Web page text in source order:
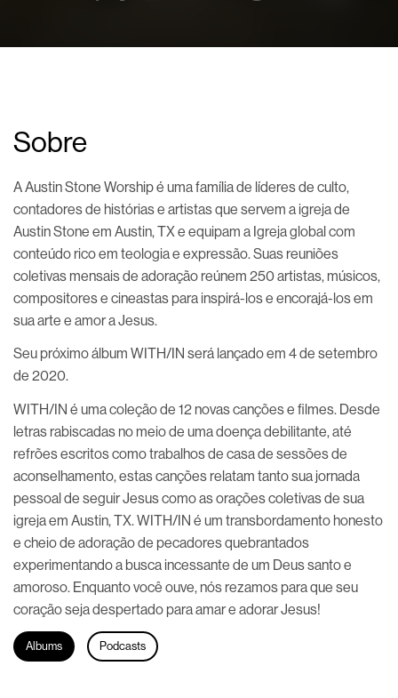
Sobre
A Austin Stone Worship é uma família de líderes de culto,
contadores de histórias e artistas que servem a igreja de
Austin Stone em Austin, TX e equipam a Igreja global com
conteúdo rico em teologia e expressão. Suas reuniões
coletivas mensais de adoração reúnem 250 artistas, músicos,
compositores e cineastas para inspirá-los e encorajá-los em
sua arte e amor a Jesus.
Seu próximo álbum WITH/IN será lançado em 4 de setembro
de 2020.
WITH/IN é uma coleção de 12 novas canções e filmes. Desde
letras rabiscadas no meio de uma doença debilitante, até
refrões escritos como trabalhos de casa de sessões de
aconselhamento, estas canções relatam tanto sua jornada
pessoal de seguir Jesus como as orações coletivas de sua
igreja em Austin, TX. WITH/IN é um transbordamento honesto
e cheio de adoração de pecadores quebrantados
experimentando a busca incessante de um Deus santo e
amoroso. Enquanto você ouve, nós rezamos para que seu
coração seja despertado para amar e adorar Jesus!
Albums Podcasts